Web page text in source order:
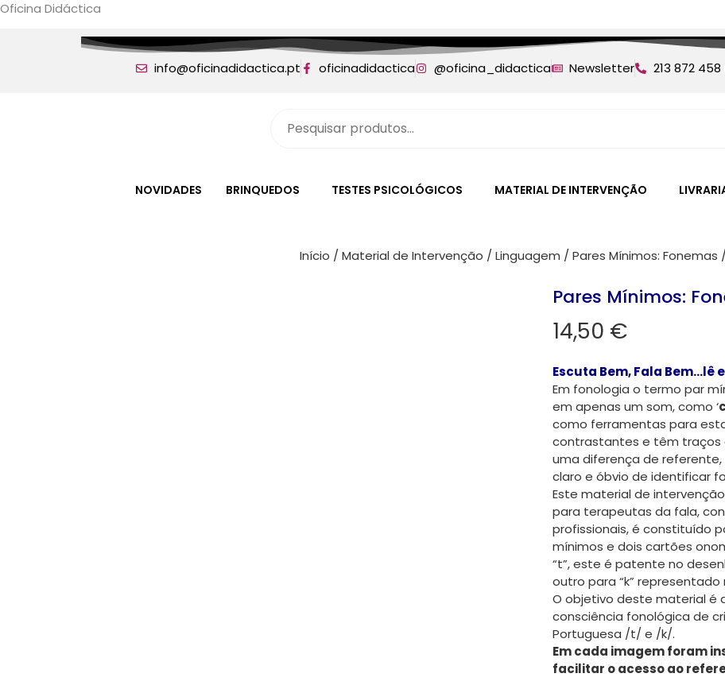
Oficina Didáctica
info@oficinadidactica.pt oficinadidactica @oficina_didactica Newsletter 213 872
NOVIDADES BRINQUEDOS TESTES PSICOLÓGICOS MATERIAL DE INTERVENÇÃO
Início / Material de Intervenção / Linguagem / Pares Mínimos:
Pares Mínimos:
14,50 €
Escuta Bem, Fala Bem…lê
Em fonologia o termo par
em apenas um som, como ‘
como ferramentas para
contrastantes e têm traços
uma diferença de
claro e óbvio de identificar
Este material de
para terapeutas da fala,
profissionais, é constituído
mínimos e dois cartões
“t”, este é patente no
outro para “k”
O objetivo deste material é
consciência fonológica de
Portuguesa /t/ e /k/.
Em cada imagem foram
facilitar o acesso ao